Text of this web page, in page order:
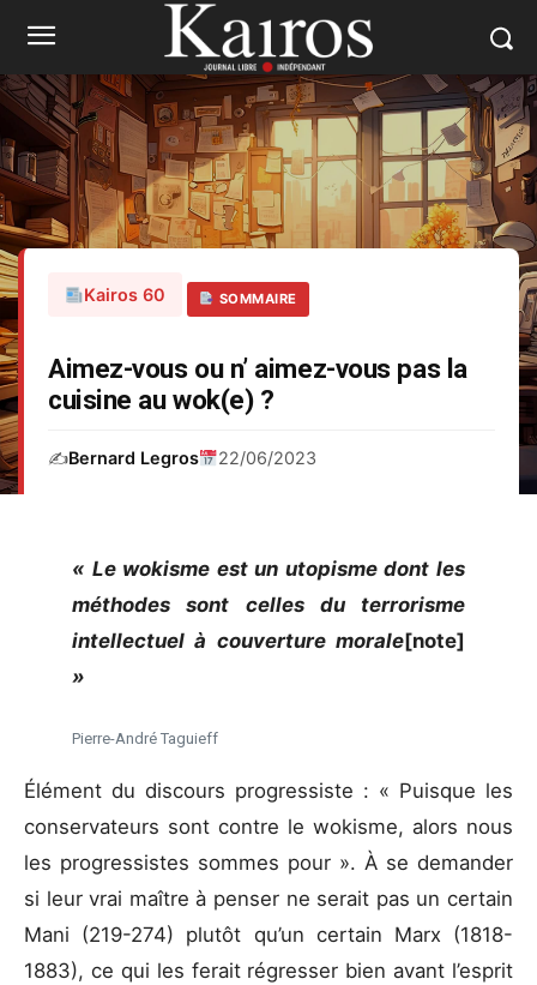
Kairos 60 SOMMAIRE
Aimez-vous ou n’ aimez-vous pas la
cuisine au wok(e) ?
✍️Bernard Legros 22/06/2023
« Le wokisme est un utopisme dont les
méthodes sont celles du terrorisme
intellectuel à couverture morale[note]
»
Pierre-André Taguieff
Élément du discours progressiste : « Puisque les
conservateurs sont contre le wokisme, alors nous
les progressistes sommes pour ». À se demander
si leur vrai maître à penser ne serait pas un certain
Mani (219-274) plutôt qu’un certain Marx (1818-
1883), ce qui les ferait régresser bien avant l’esprit